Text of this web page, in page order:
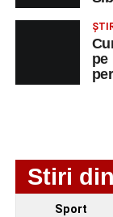
Ultimele
Minoră
Incendiu
localității
pe
Stiri
Sport